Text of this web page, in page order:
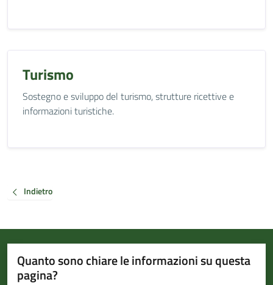
Turismo
Sostegno e sviluppo del turismo, strutture ricettive e
informazioni turistiche.
Indietro
Quanto sono chiare le informazioni su questa
pagina?